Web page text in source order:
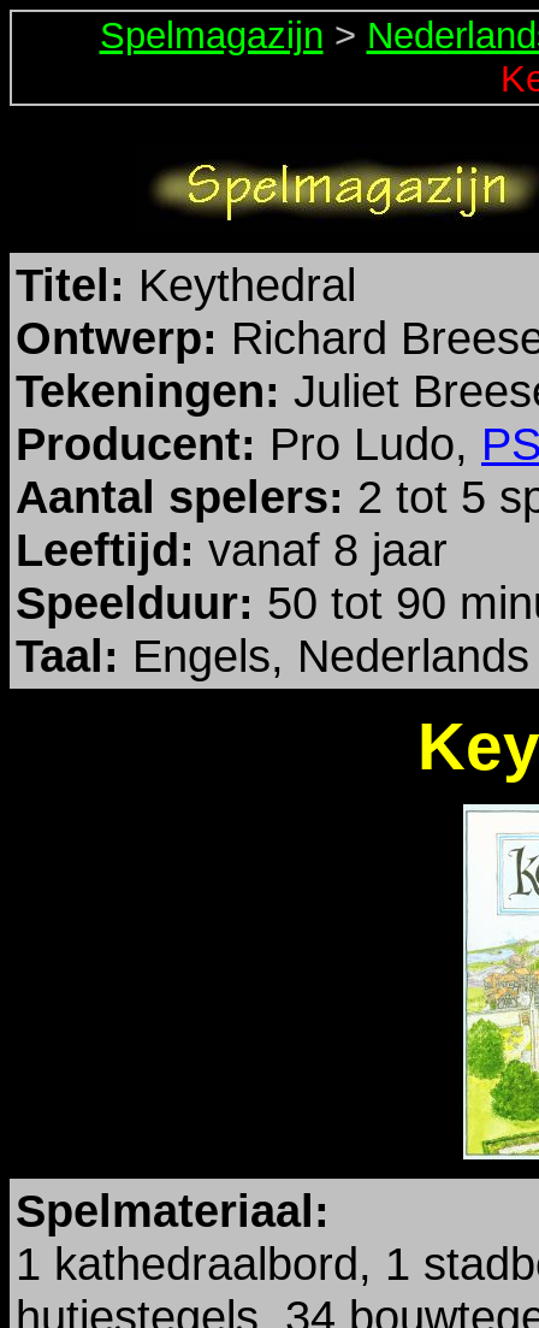
Spelmagazijn >
Titel: Keythedral
Ontwerp: Richard
Tekeningen: Juliet
Producent: Pro Ludo,
Aantal spelers: 2 tot 5
Leeftijd: vanaf 8 jaar
Speelduur: 50 tot 90
Taal: Engels, Nederlands
Spelmateriaal:
1 kathedraalbord, 1
hutjestegels, 34